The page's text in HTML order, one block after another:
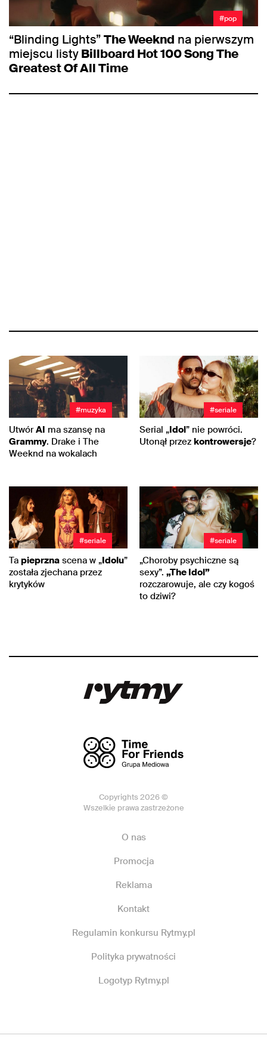
#pop
“Blinding Lights”The Weeknd na pierwszym
miejscu listyBillboard Hot 100 Song The
Greatest Of All Time
#muzyka
UtwórAI ma szansę na
Grammy. Drake i The
Weeknd na wokalach
#seriale
Serial „Idol” nie powróci.
Utonął przez kontrowersje?
#seriale
Ta pieprzna scena w „Idolu”
została zjechana przez
krytyków
#seriale
„Choroby psychiczne są
sexy”. „The Idol”
rozczarowuje, ale czy kogoś
to dziwi?
Copyrights 2026 ©
Wszelkie prawa zastrzeżone
O nas
Promocja
Reklama
Kontakt
Regulamin konkursu Rytmy.pl
Polityka prywatności
Logotyp Rytmy.pl